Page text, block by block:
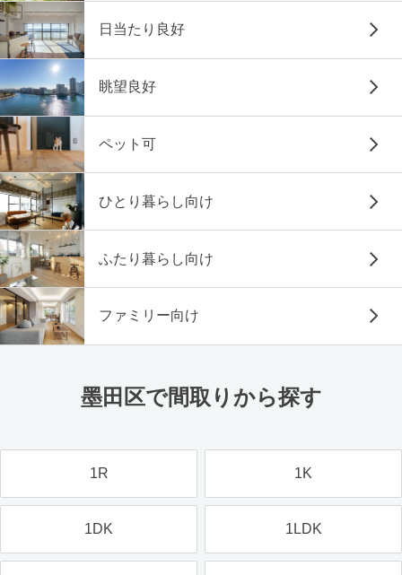
日当たり良好
眺望良好
ペット可
ひとり暮らし向け
ふたり暮らし向け
ファミリー向け
墨田区で間取りから探す
1R 1K
1DK 1LDK